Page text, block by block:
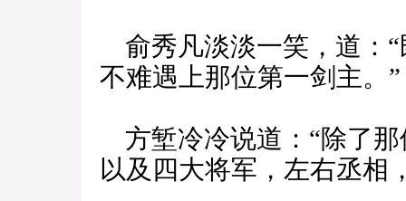
俞秀凡淡淡一笑，道：
不难遇上那位第一剑主。”
方堑冷冷说道：“除了
以及四大将军，左右丞相